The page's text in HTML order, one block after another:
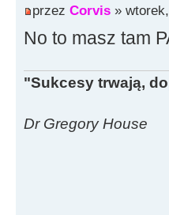
przez Corvis »
No to masz tam
"Sukcesy trwają,
Dr Gregory House